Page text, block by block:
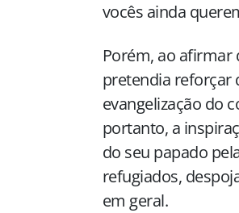
vocês ainda
Porém, ao afirmar
pretendia reforçar
evangelização do
portanto, a
do seu papado
refugiados,
em geral.